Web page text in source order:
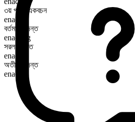
৩য় পুরুষ একবচন
enacts
বর্তমান কৃদন্ত
enacting
সরল অতীত
enacted
অতীত কৃদন্ত
enacted